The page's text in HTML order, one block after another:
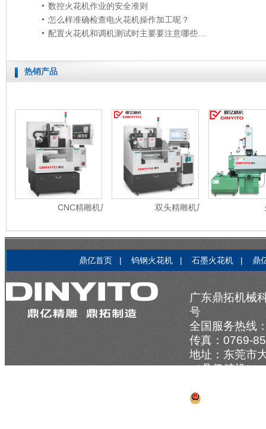
数控火花机作业的安全准则
怎么样准确检查电火花机操作加工呢？
热销产品
CNC精雕机厂 双头精雕机厂
鼎亿首页 | 钨钢火花机 | 石墨火花机 | 鼎
广东鼎拓机械
号
全国服务热线
传真：0769-
地址：东莞市
（鼎亿精机）